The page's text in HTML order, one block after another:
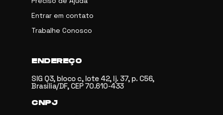
Entrar em contato
Trabalhe Conosco
ENDEREÇO
SIG Q3, bloco c, lote 42, lj. 37, p. C56,
Brasília/DF, CEP 70.610-433
CNPJ